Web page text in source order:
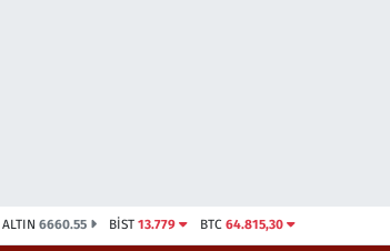
ALTIN 6660.55 BİST13.779 BTC 64.815,30